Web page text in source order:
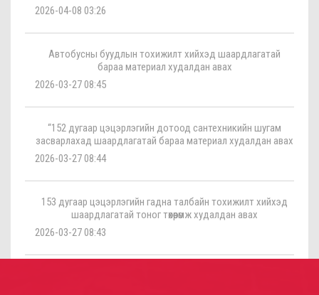
2026-04-08 03:26
Автобусны буудлын тохижилт хийхэд шаардлагатай
бараа материал худалдан авах
2026-03-27 08:45
“152 дугаар цэцэрлэгийн дотоод сантехникийн шугам
засварлахад шаардлагатай бараа материал худалдан авах
2026-03-27 08:44
153 дугаар цэцэрлэгийн гадна талбайн тохижилт хийхэд
шаардлагатай тоног төхөөрөмж худалдан авах
2026-03-27 08:43